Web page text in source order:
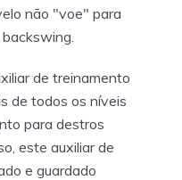
não "voe" para
de treinamento
de todos os níveis
para destros
este auxiliar de
e guardado